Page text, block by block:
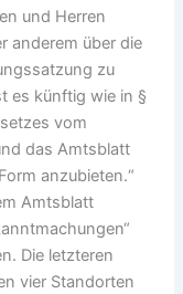
und Herren
anderem über die
zu
es künftig wie in §
vom
das Amtsblatt
anzubieten.“
Amtsblatt
Die letzteren
vier Standorten